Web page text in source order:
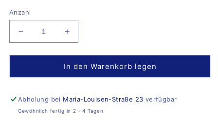
Anzahl
Verringere
die
Menge
Necklace
Erhöhe
die
Menge
für
Necklace
In den Warenkorb legen
Abholung bei Maria-Louisen-Straße 23 verfügbar
Gewöhnlich fertig in 2 - 4 Tagen